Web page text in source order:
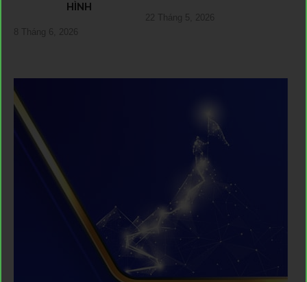
HÌNH
8 Tháng 6, 2026
22 Tháng 5, 2026